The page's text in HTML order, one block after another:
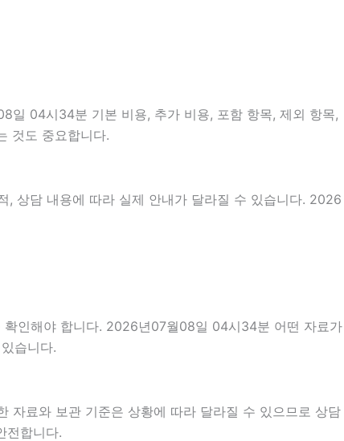
일 04시34분 기본 비용, 추가 비용, 포함 항목, 제외 항목,
것도 중요합니다.
, 상담 내용에 따라 실제 안내가 달라질 수 있습니다. 2026
확인해야 합니다. 2026년07월08일 04시34분 어떤 자료가
습니다.
자료와 보관 기준은 상황에 따라 달라질 수 있으므로 상담
전합니다.